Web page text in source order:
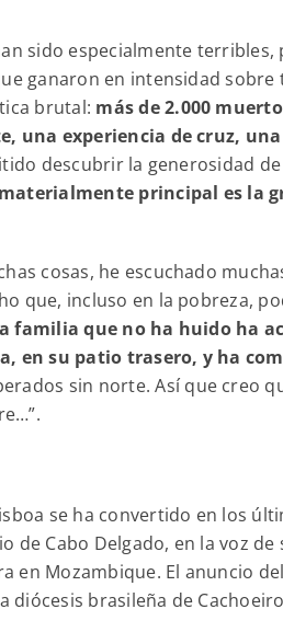
sido especialmente
ganaron en intensidad sobre
brutal: más de 2.000
una experiencia de cruz,
descubrir la generosidad
principal es la
cosas, he escuchado
que, incluso en la pobreza,
familia que no ha huido ha
en su patio trasero, y ha
sin norte. Así que creo
se ha convertido en los
de Cabo Delgado, en la voz
en Mozambique. El anuncio
diócesis brasileña de